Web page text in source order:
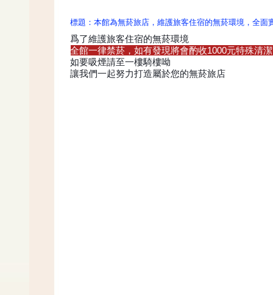
標題：本館為無菸旅店，維護旅客住宿的無菸環境，全面
爲了維護旅客住宿的無菸環境
全館一律禁菸，如有發現將會酌收1000元特殊清
如要吸煙請至一樓騎樓呦
讓我們一起努力打造屬於您的無菸旅店